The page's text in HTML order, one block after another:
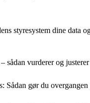
styresystem dine data
sådan vurderer og justerer
Sådan gør du